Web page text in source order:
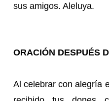
sus amigos. Aleluya.
ORACIÓN DESPUÉS
Al celebrar con alegría